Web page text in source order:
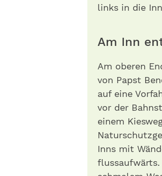
links in die
Am Inn
Am oberen
von Papst
auf eine
vor der
einem
Inns mit